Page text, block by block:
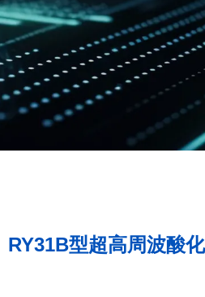
RY31B型超高周波酸